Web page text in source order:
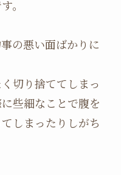
。
の悪い面ばかりに
切り捨ててしまっ
些細なことで腹を
しまったりしがち